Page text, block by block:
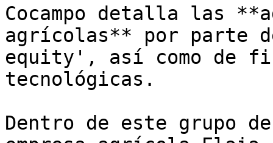
Cocampo detalla las
agrícolas** por parte
equity', así como de
tecnológicas.
Dentro de este grupo